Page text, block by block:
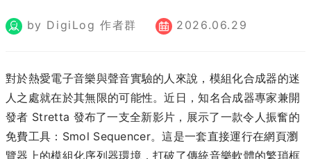
by DigiLog 作者群 2026.06.29
對於熱愛電子音樂與聲音實驗的人來說，模組化合成器的迷
人之處就在於其無限的可能性。近日，知名合成器專家兼開
發者 Stretta 發布了一支全新影片，展示了一款令人振奮的
免費工具：Smol Sequencer。這是一套直接運行在網頁瀏
覽器上的模組化序列器環境，打破了傳統音樂軟體的繁瑣框